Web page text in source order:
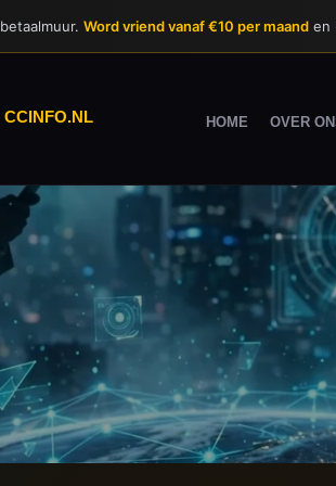
Word vriend vanaf €10 per maanden
CCINFO.NL HOME OVER